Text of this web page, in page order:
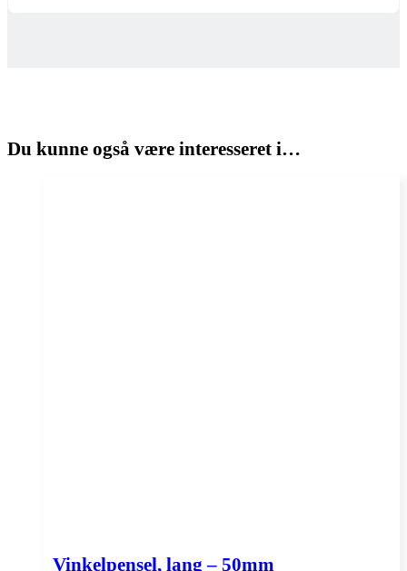
Du kunne også være interesseret i…
Vinkelpensel, lang – 50mm